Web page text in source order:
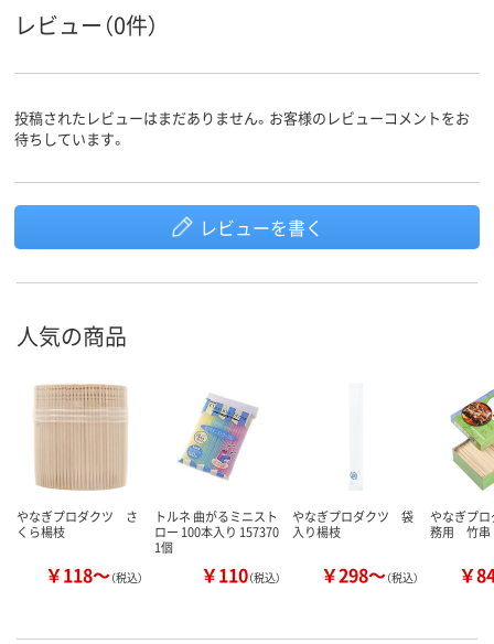
レビュー（0件）
投稿されたレビューはまだありません。お客様のレビューコメントをお
待ちしています。
レビューを書く
人気の商品
やなぎプロダクツ さ
くら楊枝
￥118～（税込）
トルネ 曲がるミニスト
ロー 100本入り 157370
1個
￥110（税込）
やなぎプロダクツ 袋
入り楊枝
￥298～（税込）
やなぎプ
務用 竹串
￥